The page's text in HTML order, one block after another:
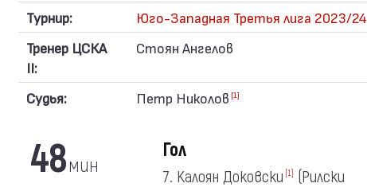
Турнир:
Юго-Западная Третья лига 2023/24
Тренер ЦСКА
II:
Стоян Ангелов
Судья: Петр Николов [1]
48мин
Гол
7. Калоян Доковски [1]
(Рилски